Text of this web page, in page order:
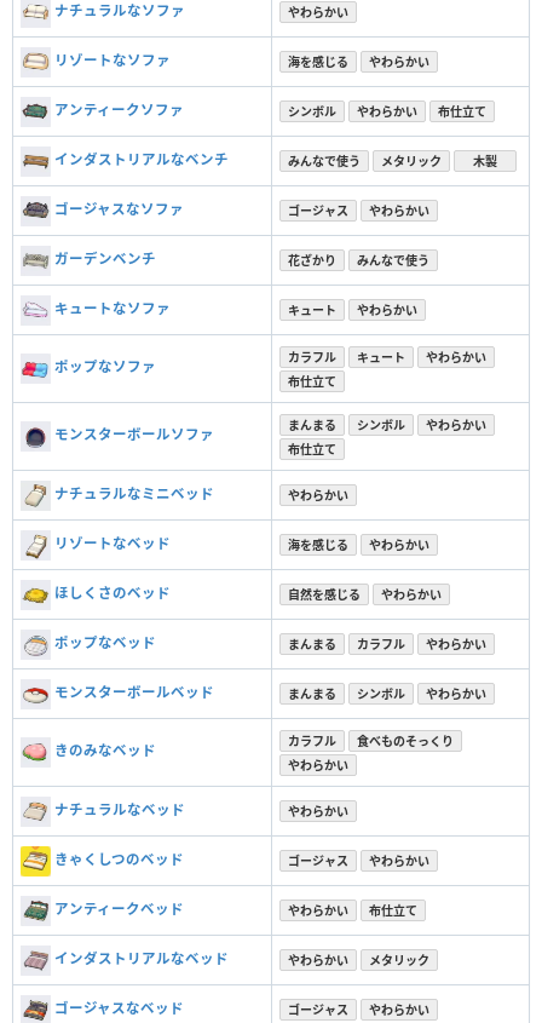
ナチュラルなソファ やわらかい
リゾートなソファ 海を感じる やわらかい
アンティークソファ シンボル やわらかい 布仕立て
インダストリアルなベンチ みんなで使う メタリック 木製
ゴージャスなソファ ゴージャス やわらかい
ガーデンベンチ 花ざかり みんなで使う
キュートなソファ キュート やわらかい
ポップなソファ
カラフル キュート
やわらかい
布仕立て
モンスターボールソファ
まんまる シンボル
やわらかい
布仕立て
ナチュラルなミニベッド やわらかい
リゾートなベッド 海を感じる やわらかい
ほしくさのベッド 自然を感じる やわらかい
ポップなベッド まんまる カラフル やわらかい
モンスターボールベッド まんまる シンボル やわらかい
きのみなベッド
カラフル
食べものそっくり
やわらかい
ナチュラルなベッド やわらかい
きゃくしつのベッド ゴージャス やわらかい
アンティークベッド やわらかい 布仕立て
インダストリアルなベッド やわらかい メタリック
ゴージャスなベッド ゴージャス やわらかい